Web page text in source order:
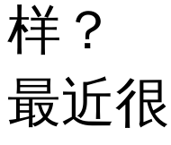
样？
最近